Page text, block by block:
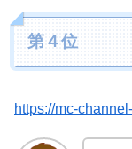
第４位
https://mc-